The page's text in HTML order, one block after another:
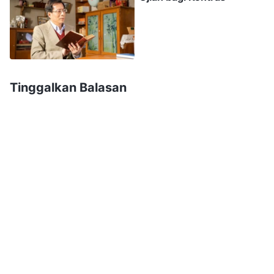
seluruh tubuh Ayub. Tujuan Iblis adalah membuat
Ayub mengeluh tentang Tuhan dan menyangkal-
Nya. Namun Ayub memiliki iman yang sejati
yang memberi, dan Yahweh yang mengambil,
Tinggalkan Balasan